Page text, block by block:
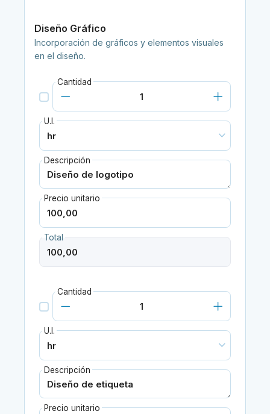
Diseño Gráfico
Incorporación de gráficos y elementos visuales
en el diseño.
Cantidad
U.I.
Descripción
Precio unitario
Total
Cantidad
U.I.
Descripción
Precio unitario